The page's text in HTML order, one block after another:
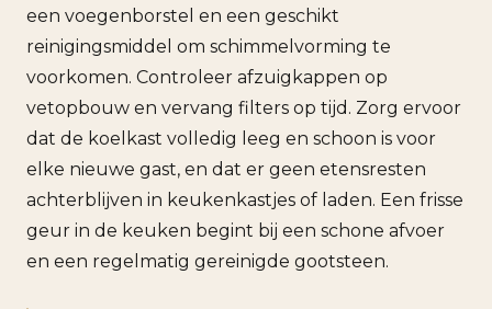
een voegenborstel en een geschikt
reinigingsmiddel om schimmelvorming te
voorkomen. Controleer afzuigkappen op
vetopbouw en vervang filters op tijd. Zorg ervoor
dat de koelkast volledig leeg en schoon is voor
elke nieuwe gast, en dat er geen etensresten
achterblijven in keukenkastjes of laden. Een frisse
geur in de keuken begint bij een schone afvoer
en een regelmatig gereinigde gootsteen.